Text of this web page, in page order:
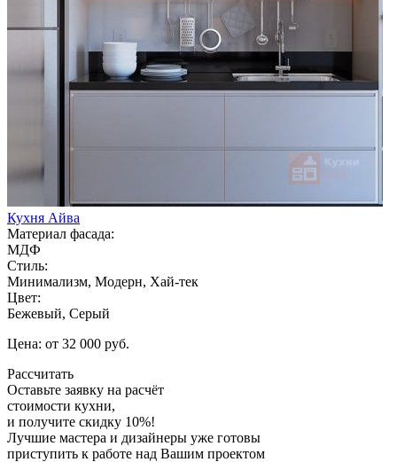
Кухня Айва
Материал фасада:
МДФ
Стиль:
Минимализм, Модерн, Хай-тек
Цвет:
Бежевый, Серый
Цена: от 32 000 руб.
Рассчитать
Оставьте заявку на расчёт
стоимости кухни,
и получите скидку 10%!
Лучшие мастера и дизайнеры уже готовы
приступить к работе над Вашим проектом